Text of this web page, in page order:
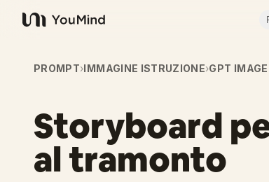
YouMind
PROMPT›IMMAGINE ISTRUZIONE›GPT
Storyboard
al tramonto